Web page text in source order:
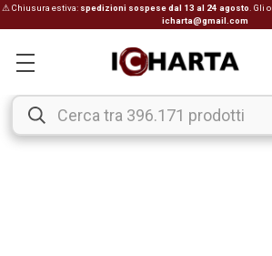
⚠ Chiusura estiva: spedizioni sospese dal 13 al 24 agosto . Gli
icharta@gmail.com